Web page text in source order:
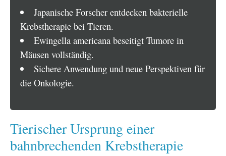
Japanische Forscher entdecken bakterielle
Krebstherapie bei Tieren.
Ewingella americana beseitigt Tumore in
Mäusen vollständig.
Sichere Anwendung und neue Perspektiven für
die Onkologie.
Tierischer Ursprung einer
bahnbrechenden Krebstherapie